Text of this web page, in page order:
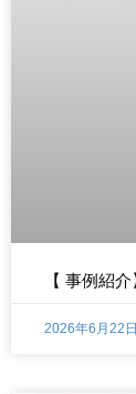
【 事例紹
2026年6月22日